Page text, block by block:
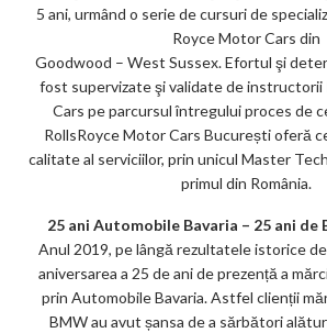
5 ani, urmând o serie de cursuri de
Royce Motor Cars din
Goodwood – West Sussex. Efortul şi
fost supervizate şi validate de instructorii
Cars pe parcursul întregului proces de
RollsRoyce Motor Cars București oferă
calitate al serviciilor, prin unicul Master
primul din România.
25 ani Automobile Bavaria – 25 ani de
Anul 2019, pe lângă rezultatele istorice
aniversarea a 25 de ani de prezență a
prin Automobile Bavaria. Astfel clienții
BMW au avut șansa de a sărbători